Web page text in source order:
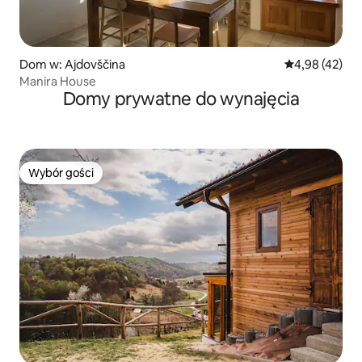
Dom w: Ajdovščina Średnia
4,98 (42)
Manira House
Domy prywatne do wynajęcia
Wybór gości
Wybór gości